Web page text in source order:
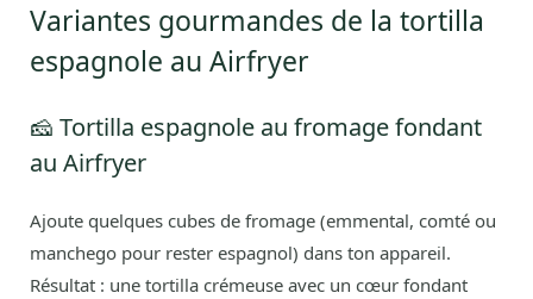
Variantes gourmandes de la tortilla
espagnole au Airfryer
🧀 Tortilla espagnole au fromage fondant
au Airfryer
Ajoute quelques cubes de fromage (emmental, comté ou
manchego pour rester espagnol) dans ton appareil.
Résultat : une tortilla crémeuse avec un cœur fondant